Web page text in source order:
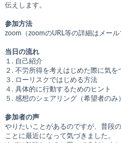
伝えします。
参加方法
zoom（zoomのURL等の詳細はメール
当日の流れ
１. 自己紹介
２. 不労所得を考えはじめた際に気を
３. ローリスクではじめる方法
４. 具体的に行動するためのヒント
５. 感想のシェアリング（希望者のみ）
参加者の声
やりたいことがあるのですが、普段
ことに最近になって気づきました。